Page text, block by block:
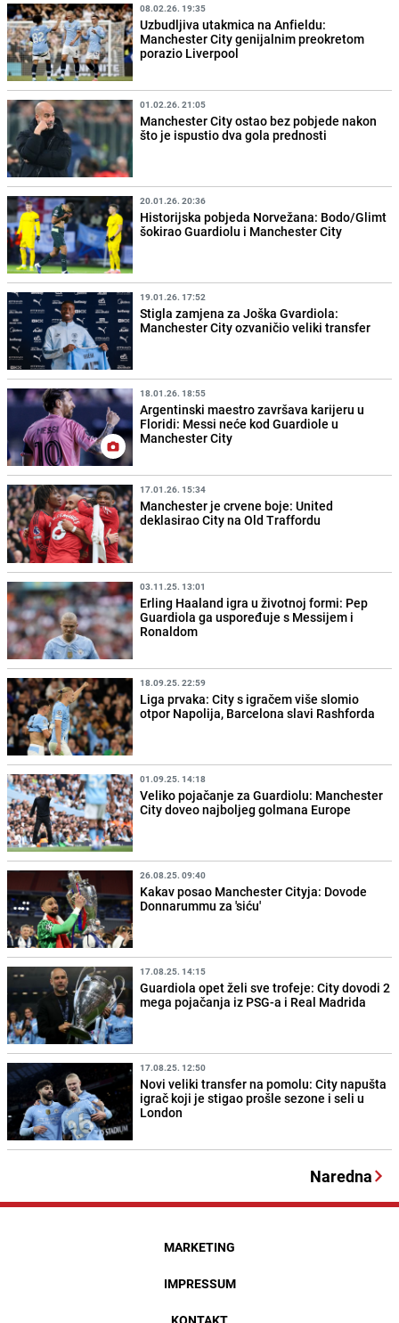
08.02.26. 19:35
Uzbudljiva utakmica na Anfieldu:
Manchester City genijalnim preokretom
porazio Liverpool
01.02.26. 21:05
Manchester City ostao bez pobjede nakon
što je ispustio dva gola prednosti
20.01.26. 20:36
Historijska pobjeda Norvežana: Bodo/Glimt
šokirao Guardiolu i Manchester City
19.01.26. 17:52
Stigla zamjena za Joška Gvardiola:
Manchester City ozvaničio veliki transfer
18.01.26. 18:55
Argentinski maestro završava karijeru u
Floridi: Messi neće kod Guardiole u
Manchester City
17.01.26. 15:34
Manchester je crvene boje: United
deklasirao City na Old Traffordu
03.11.25. 13:01
Erling Haaland igra u životnoj formi: Pep
Guardiola ga uspoređuje s Messijem i
Ronaldom
18.09.25. 22:59
Liga prvaka: City s igračem više slomio
otpor Napolija, Barcelona slavi Rashforda
01.09.25. 14:18
Veliko pojačanje za Guardiolu: Manchester
City doveo najboljeg golmana Europe
26.08.25. 09:40
Kakav posao Manchester Cityja: Dovode
Donnarummu za 'siću'
17.08.25. 14:15
Guardiola opet želi sve trofeje: City dovodi 2
mega pojačanja iz PSG-a i Real Madrida
17.08.25. 12:50
Novi veliki transfer na pomolu: City napušta
igrač koji je stigao prošle sezone i seli u
London
Naredna
MARKETING
IMPRESSUM